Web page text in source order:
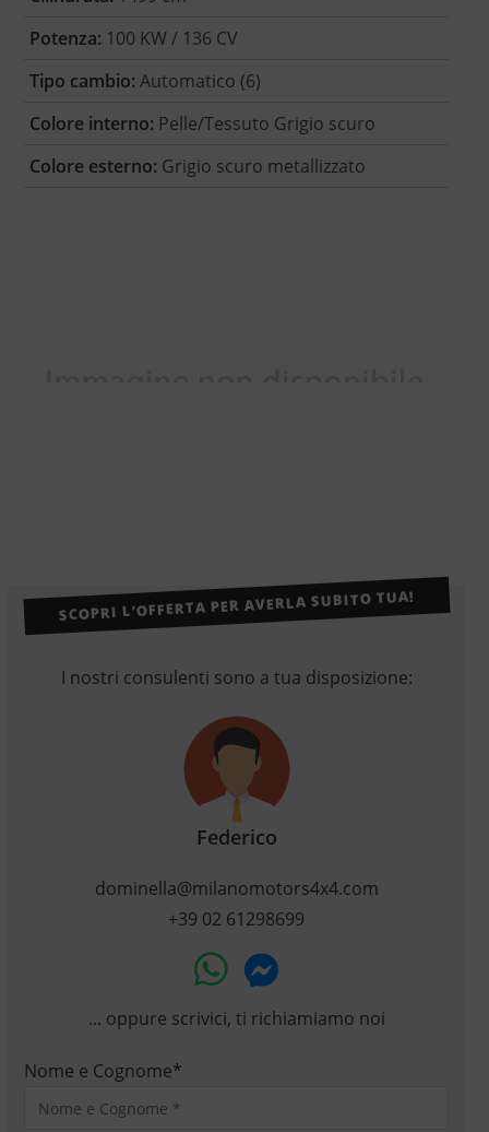
Potenza: 100 KW / 136 CV
Tipo cambio: Automatico (6)
Colore interno: Pelle/Tessuto Grigio scuro
Colore esterno: Grigio scuro metallizzato
SCOPRI L’OFFERTA PER AVERLA SUBITO TUA!
I nostri consulenti sono a tua disposizione:
Federico
dominella@milanomotors4x4.com
+39 02 61298699
... oppure scrivici, ti richiamiamo noi
Nome e Cognome*